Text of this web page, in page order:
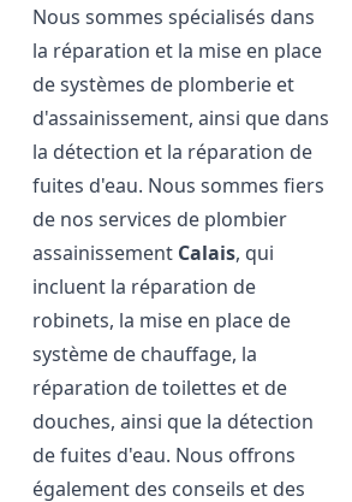
Nous sommes spécialisés dans
la réparation et la mise en place
de systèmes de plomberie et
d'assainissement, ainsi que dans
la détection et la réparation de
fuites d'eau. Nous sommes fiers
de nos services de plombier
assainissement Calais, qui
incluent la réparation de
robinets, la mise en place de
système de chauffage, la
réparation de toilettes et de
douches, ainsi que la détection
de fuites d'eau. Nous offrons
également des conseils et des